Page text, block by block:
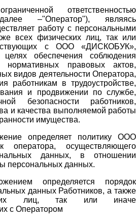
ответственностью
–"Оператор"), являясь
работу с персональными
всех физических лиц, так или
с ООО «ДИСКОБУК»,
обеспечения соблюдения
правовых актов,
видов деятельности Оператора,
работникам в трудоустройстве,
и продвижении по службе,
безопасности работников,
и качества выполняемой работы
имущества.
определяет политику ООО
оператора, осуществляющего
данных, в отношении
персональных данных.
определяется порядок
данных Работников, а также
лиц, так или иначе
с Оператором